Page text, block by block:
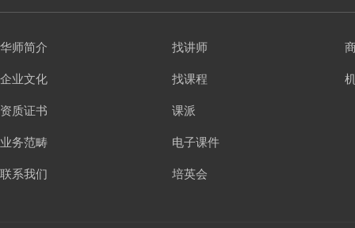
华师简介
企业文化
资质证书
业务范畴
联系我们
找讲师
找课程
课派
电子课件
培英会